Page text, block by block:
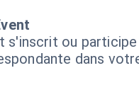
s'inscrit ou
dans